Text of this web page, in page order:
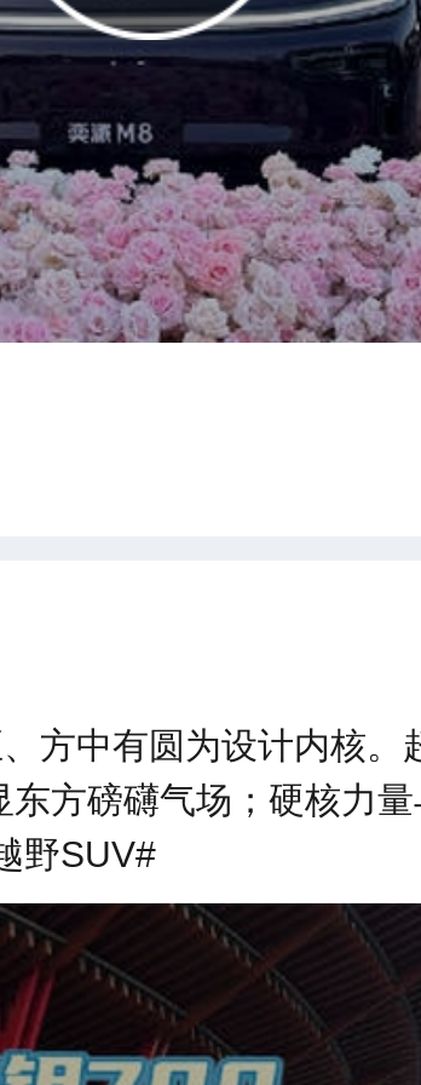
方中有圆为设计内核
方磅礴气场；硬核力
野SUV#